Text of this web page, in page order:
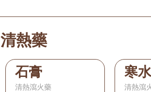
清熱藥
石膏
清熱瀉火藥
寒
清熱瀉